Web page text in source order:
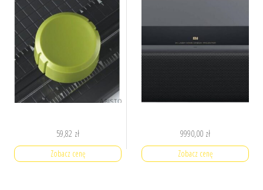
59,82 zł
Zobacz cenę
9990,00 zł
Zobacz cenę